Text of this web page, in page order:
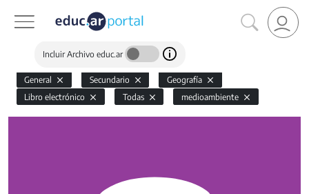
Incluir Archivo educ.ar
General Secundario
Geografía
Libro electrónico
Todas medioambiente